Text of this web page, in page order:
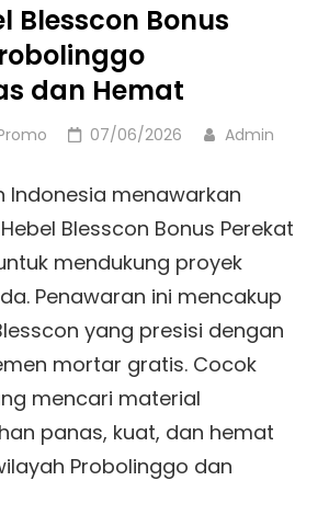
Blesscon Bonus
dan Hemat
Posted
07/06/2026 Admin
Indonesia menawarkan
Blesscon Bonus Perekat
mendukung proyek
Penawaran ini mencakup
yang presisi dengan
mortar gratis. Cocok
mencari material
panas, kuat, dan hemat
Probolinggo dan